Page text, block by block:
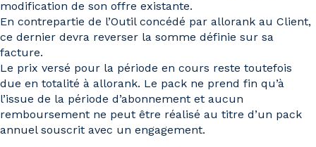
modification de son offre existante.
En contrepartie de l’Outil concédé par allorank au Client,
ce dernier devra reverser la somme définie sur sa
facture.
Le prix versé pour la période en cours reste toutefois
due en totalité à allorank. Le pack ne prend fin qu’à
l’issue de la période d’abonnement et aucun
remboursement ne peut être réalisé au titre d’un pack
annuel souscrit avec un engagement.